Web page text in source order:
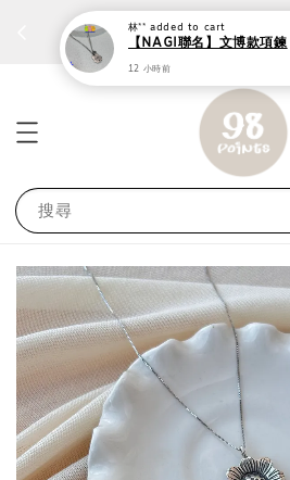
個性鋼戒任兩件1300⚡
搜尋
林**
【NAGI聯名】文博款項鍊